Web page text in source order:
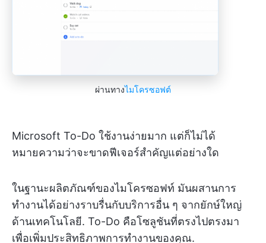
ผ่านทางไมโครซอฟต์
Microsoft To-Do ใช้งานง่ายมาก แต่ก็ไม่ได้
หมายความว่าจะขาดฟีเจอร์สำคัญแต่อย่างใด
ในฐานะผลิตภัณฑ์ของไมโครซอฟท์ มันผสานการ
ทำงานได้อย่างราบรื่นกับบริการอื่น ๆ จากยักษ์ใหญ่
ด้านเทคโนโลยี. To-Do คือโซลูชันที่ตรงไปตรงมา
เพื่อเพิ่มประสิทธิภาพการทำงานของคุณ.